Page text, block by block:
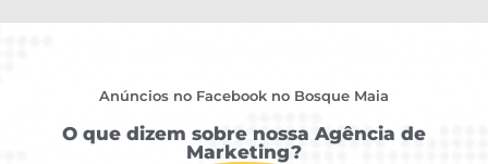
Anúncios no Facebook no Bosque Maia
O que dizem sobre nossa Agência de
Marketing?